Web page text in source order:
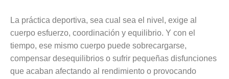
La práctica deportiva, sea cual sea el nivel, exige al
cuerpo esfuerzo, coordinación y equilibrio. Y con el
tiempo, ese mismo cuerpo puede sobrecargarse,
compensar desequilibrios o sufrir pequeñas disfunciones
que acaban afectando al rendimiento o provocando